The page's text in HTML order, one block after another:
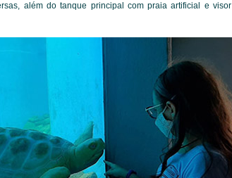
além do tanque principal com praia artificial e visor